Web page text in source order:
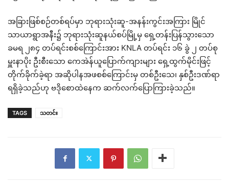
အခြားဖြစ်စဉ်တစ်ရပ်မှာ ဘုရားသုံးဆူ-အနန်းကွင်းအကြား မြိုင်
သာယာရွာအနီး၌ ဘုရားသုံးဆူနယ်စပ်မြို့မှ ရှေ့တန်းပြန်သွားသော
ခမရ ၂၈၄ တပ်ရင်းစစ်ကြောင်းအား KNLA တပ်ရင်း ၁၆ ခွဲ ၂ တပ်စု
မှူးနာပိုး ဦးစီးသော ကေအဲန်ယူပြောက်ကျားများ ရှေ့ထွက်မိုင်းဖြင့်
တိုက်ခိုက်ခဲ့ရာ အဆိုပါနအဖစစ်ကြောင်းမှ တစ်ဦးသေ၊ နှစ်ဦးဒဏ်ရာ
ရရှိခဲ့သည်ဟု ဗဒိုစောထဲနေက ဆက်လက်ပြောကြားခဲ့သည်။
TAGS သတင်း